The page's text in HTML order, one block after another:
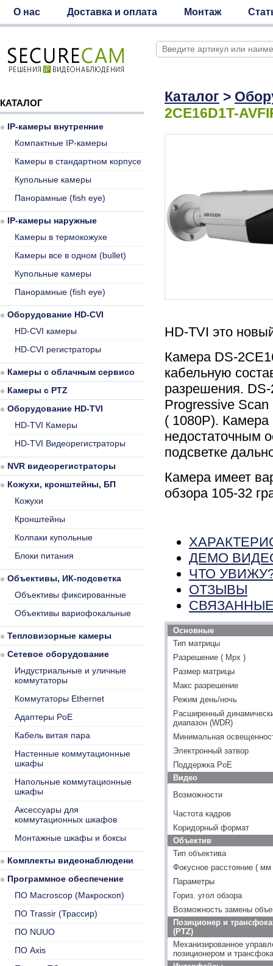
О нас Доставка и оплата Монтаж
Каталог >
2CE16D1T-
HD-TVI это
Камера DS-
кабельную
разрешения.
Progressive
( 1080P).
недостаточным
подсветке
Камера имеет
обзора 105-32
ДЕМО
ЧТО
ОТЗЫВЫ
Основные
Тип матрицы
Разрешение ( Mpx )
Размер матрицы
Макс разрешение
Режим день/ночь
Расширенный
диапазон (WDR)
Минимальная
Электронный затвор
Поддержка PoE
Видео
Возможности
Частота кадров
Коридорный формат
Объектив
Тип объектива
Фокусное расстояние ( мм
Параметры
Гориз. угол обзора
Возможность замены
Позиционер и
(PTZ)
Механизированное
позиционером и
КАТАЛОГ
IP-камеры внутренние
Компактные IP-камеры
Камеры в стандартном корпусе
Купольные камеры
Панорамные (fish eye)
IP-камеры наружные
Камеры в термокожухе
Камеры все в одном (bullet)
Купольные камеры
Панорамные (fish eye)
Оборудование HD-CVI
HD-CVI камеры
HD-CVI регистраторы
Камеры с облачным сервисом
Камеры с PTZ
Оборудование HD-TVI
HD-TVI Камеры
HD-TVI Видеорегистраторы
NVR видеорегистраторы
Кожухи, кронштейны, БП
Кожухи
Кронштейны
Колпаки купольные
Блоки питания
Объективы, ИК-подсветка
Объективы фиксированные
Объективы вариофокальные
Тепловизорные камеры
Сетевое оборудование
Индустриальные и уличные
коммутаторы
Коммутаторы Ethernet
Адаптеры PoE
Кабель витая пара
Настенные коммутационные
шкафы
Напольные коммутационные
шкафы
Аксессуары для
коммутационных шкафов
Монтажные шкафы и боксы
Комплекты видеонаблюдения
Программное обеспечение
ПО Macroscop (Макроскоп)
ПО Trassir (Трассир)
ПО NUUO
ПО Axis